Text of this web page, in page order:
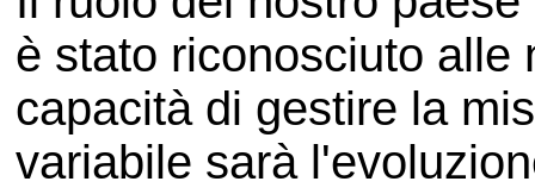
è stato riconosciuto alle
capacità di gestire la
variabile sarà